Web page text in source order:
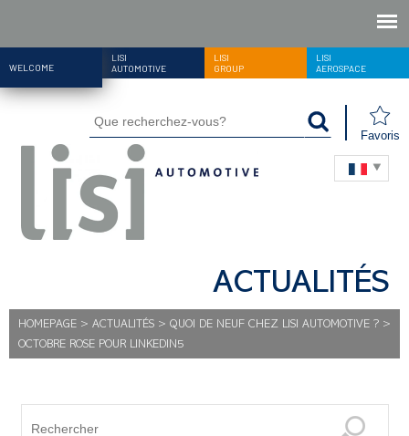
WELCOME
LISI
AUTOMOTIVE
LISI
GROUP
LISI
AEROSPACE
Favoris
ACTUALITÉS
HOMEPAGE > ACTUALITÉS > QUOI DE NEUF CHEZ LISI AUTOMOTIVE ? >
OCTOBRE ROSE POUR LINKEDIN5